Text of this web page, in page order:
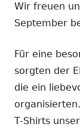
Wir freuen
September
Für eine
sorgten der
die ein
T-Shirts